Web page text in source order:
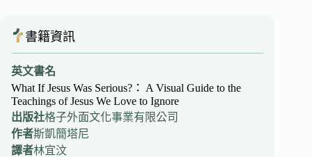
書籍資訊
英文書名
What If Jesus Was Serious?： A Visual Guide to the
Teachings of Jesus We Love to Ignore
出版社格子外面文化事業有限公司
作者斯凱簡塔尼
譯者林宜汶